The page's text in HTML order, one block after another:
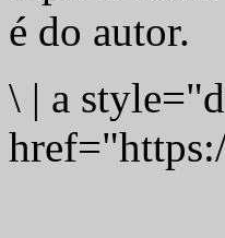
é do autor.
\ | a